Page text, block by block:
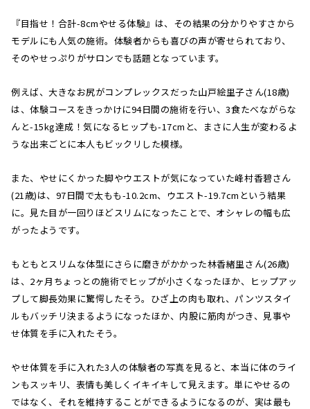
『目指せ！合計-8cmやせる体験』は、その結果の分かりやすさから
モデルにも人気の施術。体験者からも喜びの声が寄せられており、
そのやせっぷりがサロンでも話題となっています。
例えば、大きなお尻がコンプレックスだった山戸絵里子さん(18歳)
は、体験コースをきっかけに94日間の施術を行い、3食たべながらな
んと-15kg達成！気になるヒップも-17cmと、まさに人生が変わるよ
うな出来ごとに本人もビックリした模様。
また、やせにくかった脚やウエストが気になっていた峰村香碧さん
(21歳)は、97日間で太もも-10.2cm、ウエスト-19.7cmという結果
に。見た目が一回りほどスリムになったことで、オシャレの幅も広
がったようです。
もともとスリムな体型にさらに磨きがかかった林香緒里さん(26歳)
は、2ヶ月ちょっとの施術でヒップが小さくなったほか、ヒップアッ
プして脚長効果に驚愕したそう。ひざ上の肉も取れ、パンツスタイ
ルもバッチリ決まるようになったほか、内股に筋肉がつき、見事や
せ体質を手に入れたそう。
やせ体質を手に入れた3人の体験者の写真を見ると、本当に体のライ
ンもスッキリ、表情も美しくイキイキして見えます。単にやせるの
ではなく、それを維持することができるようになるのが、実は最も